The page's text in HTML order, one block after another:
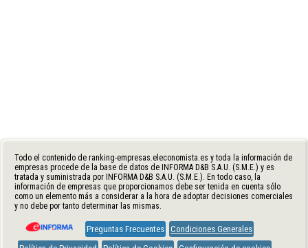
Todo el contenido de ranking-empresas.eleconomista.es y toda la información de
empresas procede de la base de datos de INFORMA D&B S.A.U. (S.M.E.) y es
tratada y suministrada por INFORMA D&B S.A.U. (S.M.E.). En todo caso, la
información de empresas que proporcionamos debe ser tenida en cuenta sólo
como un elemento más a considerar a la hora de adoptar decisiones comerciales
y no debe por tanto determinar las mismas.
Preguntas Frecuentes Condiciones Generales